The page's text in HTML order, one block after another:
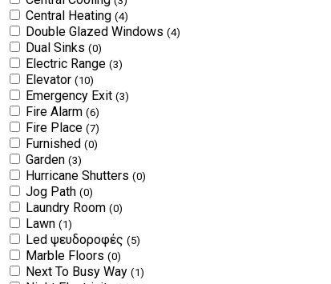
Central Heating (4)
Double Glazed Windows (4)
Dual Sinks (0)
Electric Range (3)
Elevator (10)
Emergency Exit (3)
Fire Alarm (6)
Fire Place (7)
Furnished (0)
Garden (3)
Hurricane Shutters (0)
Jog Path (0)
Laundry Room (0)
Lawn (1)
Led ψευδοροφές (5)
Marble Floors (0)
Next To Busy Way (1)